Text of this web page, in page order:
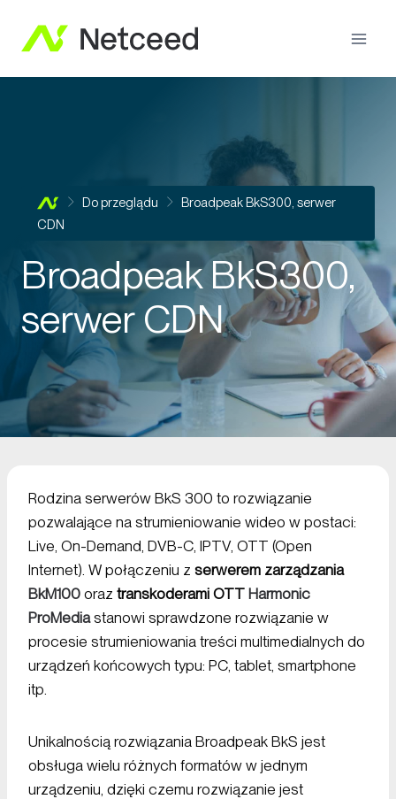
Do przeglądu
Broadpeak BkS300, serwer
CDN
Broadpeak BkS300,
serwer CDN
Rodzina serwerów BkS 300 to rozwiązanie
pozwalające na strumieniowanie wideo w postaci:
Live, On-Demand, DVB-C, IPTV, OTT (Open
Internet). W połączeniu z serwerem zarządzania
BkM100 oraz transkoderami OTT Harmonic
ProMediastanowi sprawdzone rozwiązanie w
procesie strumieniowania treści multimedialnych do
urządzeń końcowych typu: PC, tablet, smartphone
itp.
Unikalnością rozwiązania Broadpeak BkS jest
obsługa wielu różnych formatów w jednym
urządzeniu, dzięki czemu rozwiązanie jest